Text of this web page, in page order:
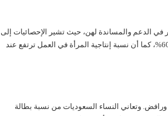
في الدعم والمساندة لهن، حيث تشير الإحصائيات إلى
أن نسبة النساء الناجحات بسبب دعم الرجل لهن يصل إلى نحو 60%، كما أن نسبة إنتاجية المرأة في العمل ترتفع عند
وتعاني النساء السعوديات من نسبة بطالة